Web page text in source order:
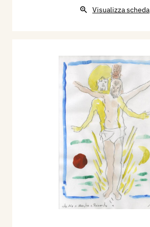
Visualizza scheda